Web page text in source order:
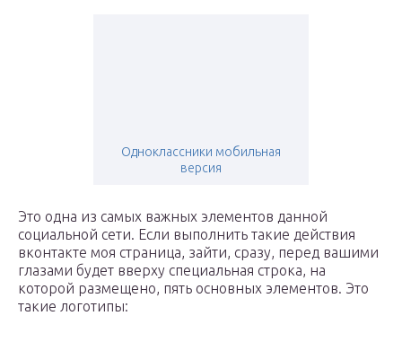
Одноклассники мобильная
версия
Это одна из самых важных элементов данной
социальной сети. Если выполнить такие действия
вконтакте моя страница, зайти, сразу, перед вашими
глазами будет вверху специальная строка, на
которой размещено, пять основных элементов. Это
такие логотипы: